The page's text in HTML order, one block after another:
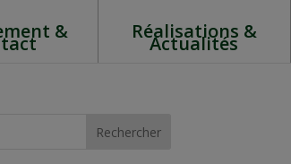
& Réalisations &
Actualités